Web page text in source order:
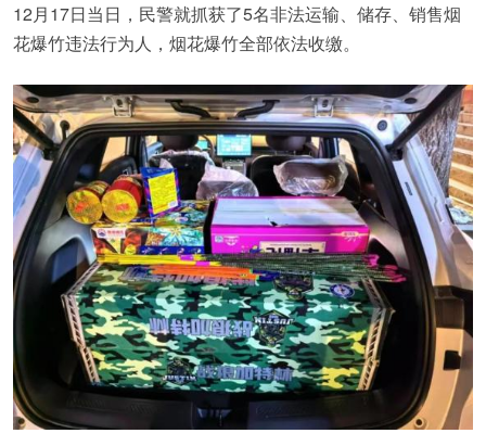
12月17日当日，民警就抓获了5名非法运输、储存、销售烟
花爆竹违法行为人，烟花爆竹全部依法收缴。